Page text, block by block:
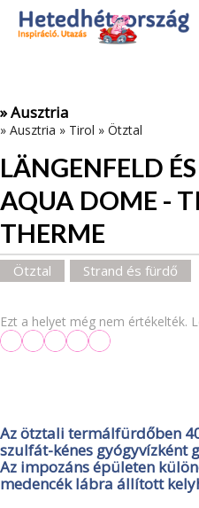
Az oldal sütiket (cookies)
Adatvédelmi tájékoztató
» Ausztria
» Ausztria » Tirol » Ötztal
LÄNGENFELD
AQUA DOME -
THERME
Ötztal Strand és fürdő
Ezt a helyet még nem értékelték.
Az ötztali termálfürdőben
szulfát-kénes gyógyvízként
Az impozáns épületen
medencék lábra állított